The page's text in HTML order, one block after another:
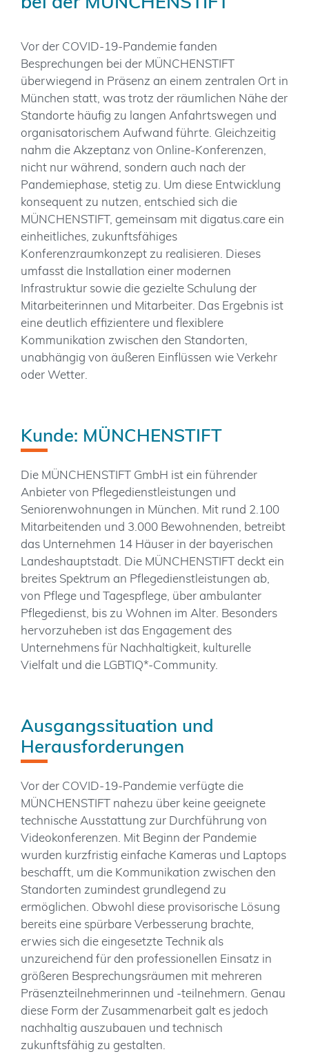
Vor der COVID-19-Pandemie fanden
Besprechungen bei der MÜNCHENSTIFT
überwiegend in Präsenz an einem zentralen Ort in
München statt, was trotz der räumlichen Nähe der
Standorte häufig zu langen Anfahrtswegen und
organisatorischem Aufwand führte. Gleichzeitig
nahm die Akzeptanz von Online-Konferenzen,
nicht nur während, sondern auch nach der
Pandemiephase, stetig zu. Um diese Entwicklung
konsequent zu nutzen, entschied sich die
MÜNCHENSTIFT, gemeinsam mit digatus.care ein
einheitliches, zukunftsfähiges
Konferenzraumkonzept zu realisieren. Dieses
umfasst die Installation einer modernen
Infrastruktur sowie die gezielte Schulung der
Mitarbeiterinnen und Mitarbeiter. Das Ergebnis ist
eine deutlich effizientere und flexiblere
Kommunikation zwischen den Standorten,
unabhängig von äußeren Einflüssen wie Verkehr
oder Wetter.
Kunde: MÜNCHENSTIFT
Die MÜNCHENSTIFT GmbH ist ein führender
Anbieter von Pflegedienstleistungen und
Seniorenwohnungen in München. Mit rund 2.100
Mitarbeitenden und 3.000 Bewohnenden, betreibt
das Unternehmen 14 Häuser in der bayerischen
Landeshauptstadt. Die MÜNCHENSTIFT deckt ein
breites Spektrum an Pflegedienstleistungen ab,
von Pflege und Tagespflege, über ambulanter
Pflegedienst, bis zu Wohnen im Alter. Besonders
hervorzuheben ist das Engagement des
Unternehmens für Nachhaltigkeit, kulturelle
Vielfalt und die LGBTIQ*-Community.
Ausgangssituation und
Herausforderungen
Vor der COVID-19-Pandemie verfügte die
MÜNCHENSTIFT nahezu über keine geeignete
technische Ausstattung zur Durchführung von
Videokonferenzen. Mit Beginn der Pandemie
wurden kurzfristig einfache Kameras und Laptops
beschafft, um die Kommunikation zwischen den
Standorten zumindest grundlegend zu
ermöglichen. Obwohl diese provisorische Lösung
bereits eine spürbare Verbesserung brachte,
erwies sich die eingesetzte Technik als
unzureichend für den professionellen Einsatz in
größeren Besprechungsräumen mit mehreren
Präsenzteilnehmerinnen und -teilnehmern. Genau
diese Form der Zusammenarbeit galt es jedoch
nachhaltig auszubauen und technisch
zukunftsfähig zu gestalten.